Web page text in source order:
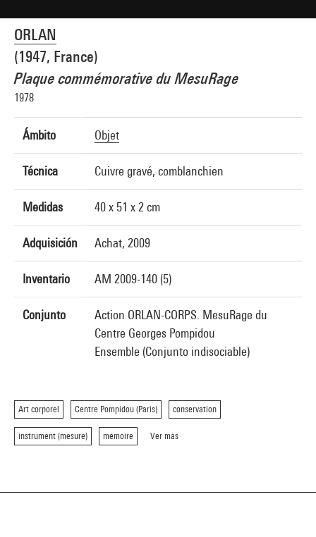
ORLAN
(1947, France)
Plaque commémorative du MesuRage
1978
Ámbito Objet
Técnica Cuivre gravé, comblanchien
Medidas 40 x 51 x 2 cm
Adquisición Achat, 2009
Inventario AM 2009-140 (5)
Conjunto
Action ORLAN-CORPS. MesuRage du
Centre Georges Pompidou
Ensemble (Conjunto indisociable)
Art corporel Centre Pompidou (Paris) conservation
instrument (mesure) mémoire Ver más